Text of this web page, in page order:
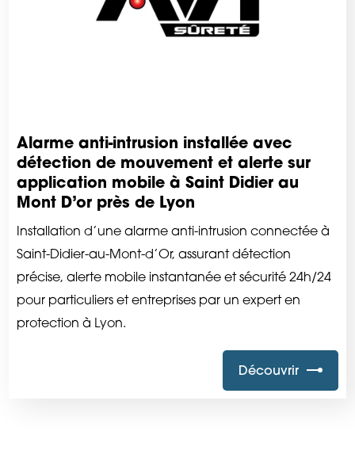
Alarme anti-intrusion installée avec
détection de mouvement et alerte sur
application mobile à Saint Didier au
Mont D’or près de Lyon
Installation d’une alarme anti-intrusion connectée à
Saint-Didier-au-Mont-d’Or, assurant détection
précise, alerte mobile instantanée et sécurité 24h/24
pour particuliers et entreprises par un expert en
protection à Lyon.
Découvrir